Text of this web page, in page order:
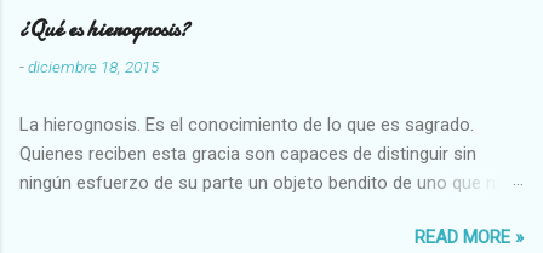
Intelectuales Conocimiento-Error Exacto-Aproximado
Evidente-Probable,etc b) Morales Bueno-malo Bondadoso-
malvado Justo-Injusto Escrupuloso-Relajado Leal-Desleal,etc.
Armonioso-Inarmonioso 4 RELIGIOSOS Santo-Pr...
¿Qué es hierognosis?
-diciembre 18, 2015
La hierognosis. Es el conocimiento de lo que es sagrado.
Quienes reciben esta gracia son capaces de distinguir sin
ningún esfuerzo de su parte un objeto bendito de uno que no
READ MORE »